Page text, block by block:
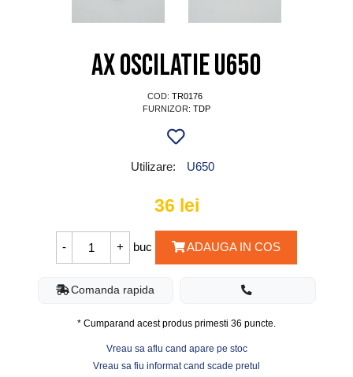
Ax oscilatie U650
COD: TR0176
FURNIZOR: TDP
Utilizare: U650
36 lei
buc ADAUGA IN COS
Comanda rapida
* Cumparand acest produs primesti 36 puncte.
Vreau sa aflu cand apare pe stoc
Vreau sa fiu informat cand scade pretul